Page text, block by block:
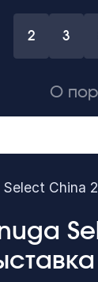
2 3
О
China